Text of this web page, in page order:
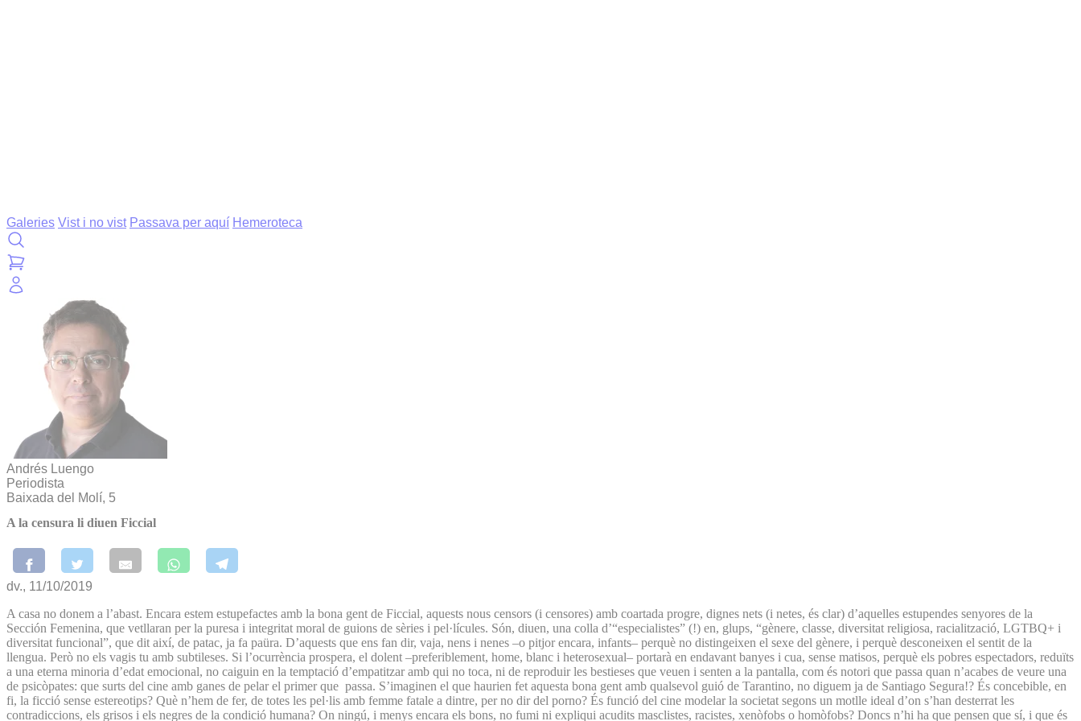
Galeries Vist i no vist Passava per aquí Hemeroteca
Andrés Luengo
Periodista
Baixada del Molí, 5
A la censura li diuen Ficcial
dv., 11/10/2019
A casa no donem a l’abast. Encara estem estupefactes amb la bona gent de Ficcial, aquests nous censors (i censores) amb coartada progre, dignes nets (i netes, és clar) d’aquelles estupendes senyores de la
Sección Femenina, que vetllaran per la puresa i integritat moral de guions de sèries i pel·lícules. Són, diuen, una colla d’“especialistes” (!) en, glups, “gènere, classe, diversitat religiosa, racialització, LGTBQ+ i
diversitat funcional”, que dit així, de patac, ja fa paüra. D’aquests que ens fan dir, vaja, nens i nenes –o pitjor encara, infants– perquè no distingeixen el sexe del gènere, i perquè desconeixen el sentit de la
llengua. Però no els vagis tu amb subtileses. Si l’ocurrència prospera, el dolent –preferiblement, home, blanc i heterosexual– portarà en endavant banyes i cua, sense matisos, perquè els pobres espectadors, reduïts
a una eterna minoria d’edat emocional, no caiguin en la temptació d’empatitzar amb qui no toca, ni de reproduir les bestieses que veuen i senten a la pantalla, com és notori que passa quan n’acabes de veure una
de psicòpates: que surts del cine amb ganes de pelar el primer que passa. S’imaginen el que haurien fet aquesta bona gent amb qualsevol guió de Tarantino, no diguem ja de Santiago Segura!? És concebible, en
fi, la ficció sense estereotips? Què n’hem de fer, de totes les pel·lis amb femme fatale a dintre, per no dir del porno? És funció del cine modelar la societat segons un motlle ideal d’on s’han desterrat les
contradiccions, els grisos i els negres de la condició humana? On ningú, i menys encara els bons, no fumi ni expliqui acudits masclistes, racistes, xenòfobs o homòfobs? Doncs n’hi ha que pensen que sí, i que és